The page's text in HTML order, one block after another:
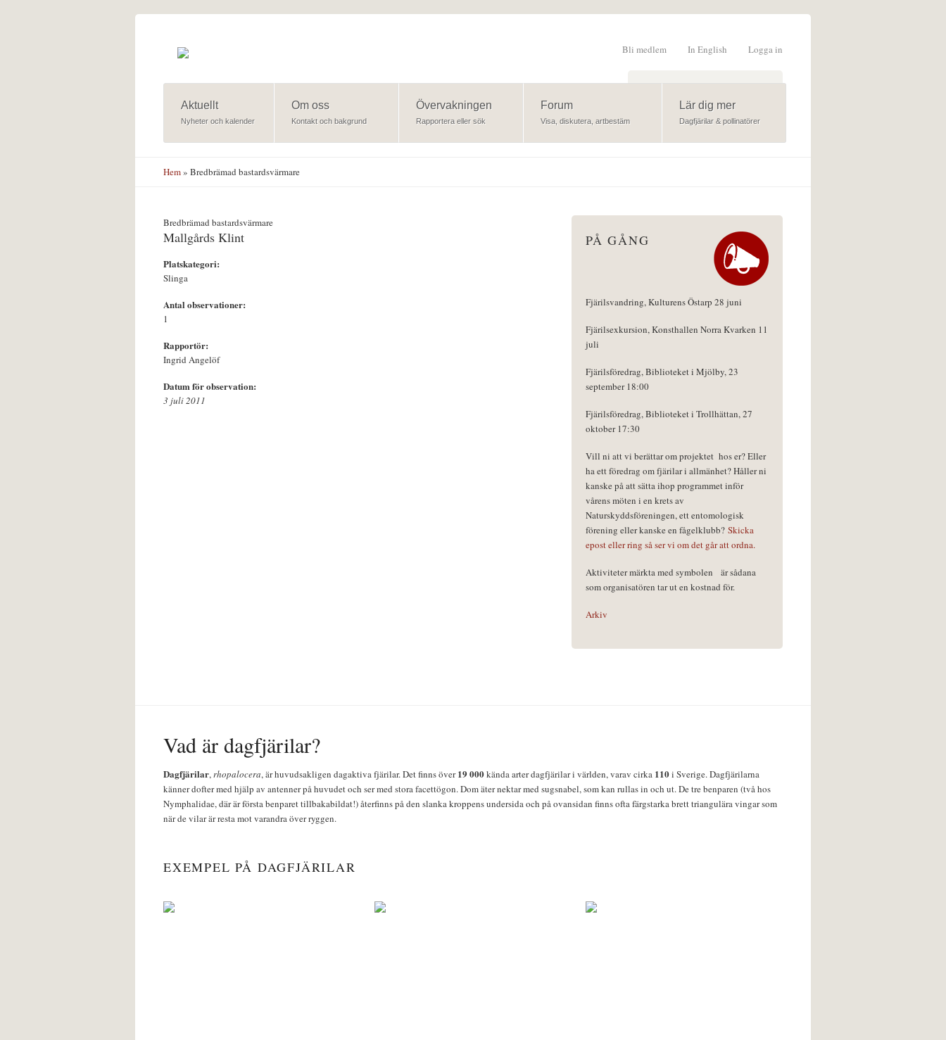
Logga in
In English
Bli medlem
Sökformulär
Aktuellt
Nyheter och kalender
Om oss
Kontakt och bakgrund
Övervakningen
Rapportera eller sök
Forum
Visa, diskutera, artbestäm
Lär dig mer
Dagfjärilar & pollinatörer
Hem» Bredbrämad bastardsvärmare
Bredbrämad bastardsvärmare
Mallgårds Klint
Platskategori:
Slinga
Antal observationer:
1
Rapportör:
Ingrid Angelöf
Datum för observation:
3 juli 2011
PÅ GÅNG
Fjärilsvandring, Kulturens Östarp 28 juni
Fjärilsexkursion, Konsthallen Norra Kvarken 11
juli
Fjärilsföredrag, Biblioteket i Mjölby, 23
september 18:00
Fjärilsföredrag, Biblioteket i Trollhättan, 27
oktober 17:30
Vill ni att vi berättar om projektet hos er? Eller
ha ett föredrag om fjärilar i allmänhet? Håller ni
kanske på att sätta ihop programmet inför
vårens möten i en krets av
Naturskyddsföreningen, ett entomologisk
förening eller kanske en fågelklubb? Skicka
epost eller ring så ser vi om det går att ordna.
Aktiviteter märkta med symbolen
är sådana
som organisatören tar ut en kostnad för.
Arkiv
Vad är dagfjärilar?
Dagfjärilar,rhopalocera, är huvudsakligen dagaktiva fjärilar. Det finns över19 000kända arter dagfjärilar i världen, varav cirka 110i Sverige. Dagfjärilarna
känner dofter med hjälp av antenner på huvudet och ser med stora facettögon. Dom äter nektar med sugsnabel, som kan rullas in och ut. De tre benparen (två hos
Nymphalidae, där är första benparet tillbakabildat!) återfinns på den slanka kroppens undersida och på ovansidan finns ofta färgstarka brett triangulära vingar som
när de vilar är resta mot varandra över ryggen.
EXEMPEL PÅ DAGFJÄRILAR